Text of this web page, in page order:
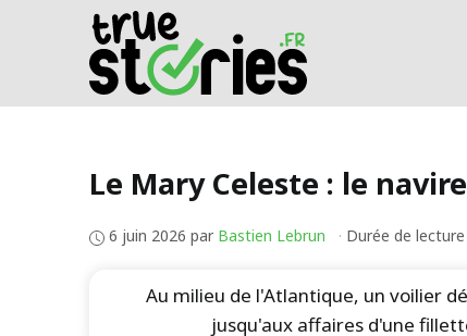
Le Mary Celeste : le
6 juin 2026 par Bastien Lebrun · Durée de
Au milieu de l'Atlantique, un voilier
jusqu'aux affaires d'une